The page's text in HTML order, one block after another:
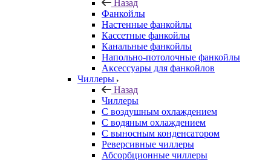
Назад
Фанкойлы
Настенные фанкойлы
Кассетные фанкойлы
Канальные фанкойлы
Напольно-потолочные фанкойлы
Аксессуары для фанкойлов
Чиллеры
Назад
Чиллеры
С воздушным охлаждением
С водяным охлаждением
С выносным конденсатором
Реверсивные чиллеры
Абсорбционные чиллеры